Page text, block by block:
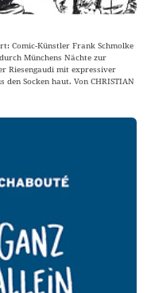
Comic-Künstler Frank Schmolke
Münchens Nächte zur
Riesengaudi mit expressiver
Socken haut. Von CHRISTIAN